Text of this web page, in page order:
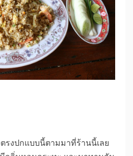
รงปกแบบนี้ตามมาที่ร้านนี้เลย